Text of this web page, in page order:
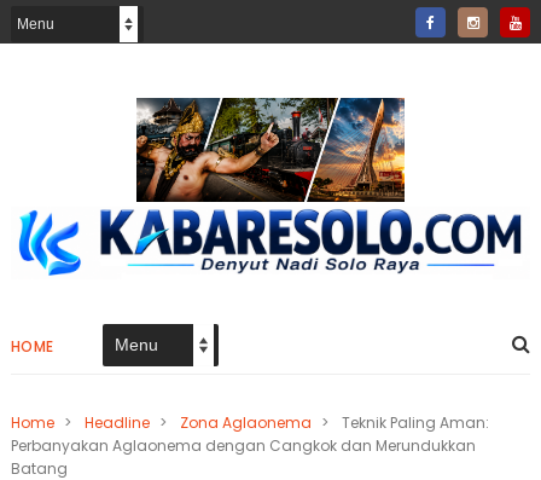
HOME
Home > Headline > Zona Aglaonema >
Teknik Paling Aman:
Perbanyakan Aglaonema dengan Cangkok dan Merundukkan
Batang